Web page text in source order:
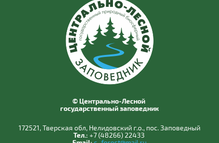
© Центрально-Лесной
государственный заповедник
172521, Тверская обл, Нелидовский г.о., пос. Заповедный
Тел.: +7 (48266) 22433